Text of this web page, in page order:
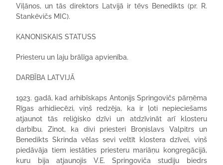
Viļānos, un tās direktors Latvijā ir tēvs Benedikts (pr. R.
Stankēvičs MIC).
KANONISKAIS STATUSS
Priesteru un laju brālīga apvienība.
DARBĪBA LATVIJĀ
1923. gadā, kad arhibīskaps Antonijs Springovičs pārņēma
Rīgas arhidiecēzi, viņš redzēja, ka ir ļoti nepieciešams
atjaunot tās reliģisko dzīvi un atdzīvināt arī klosteru
darbību. Zinot, ka divi priesteri Broņislavs Valpitrs un
Benedikts Skrinda vēlas sevi veltīt klostera dzīvei, viņš
piedāvāja tiem iestāties priesteru mariāņu kongregācijā,
kuru bija atjaunojis V.E. Springoviča studiju biedrs